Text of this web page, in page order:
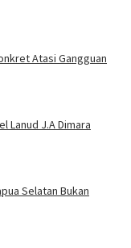
Atasi Gangguan
Lanud J.A Dimara
Selatan Bukan